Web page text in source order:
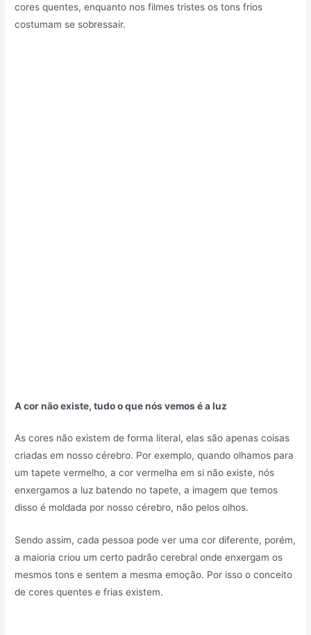
cores quentes, enquanto nos filmes tristes os tons frios
costumam se sobressair.
A cor não existe, tudo o que nós vemos é a luz
As cores não existem de forma literal, elas são apenas coisas
criadas em nosso cérebro. Por exemplo, quando olhamos para
um tapete vermelho, a cor vermelha em si não existe, nós
enxergamos a luz batendo no tapete, a imagem que temos
disso é moldada por nosso cérebro, não pelos olhos.
Sendo assim, cada pessoa pode ver uma cor diferente, porém,
a maioria criou um certo padrão cerebral onde enxergam os
mesmos tons e sentem a mesma emoção. Por isso o conceito
de cores quentes e frias existem.